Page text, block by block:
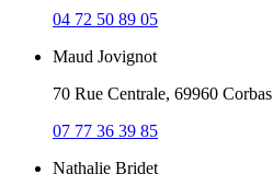
04 72 50 89 05
Maud Jovignot
70 Rue Centrale, 69960 Corbas
07 77 36 39 85
Nathalie Bridet